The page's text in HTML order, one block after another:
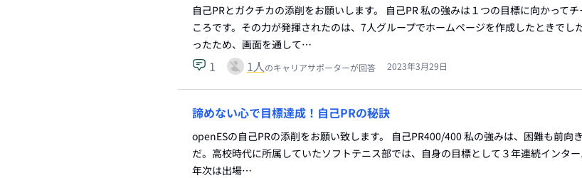
自己PRとガクチカの添削をお願いします。 自己PR 私の強みは１つの目標に向かって
ころです。その力が発揮されたのは、7人グループでホームページを作成したときでし
ったため、画面を通して…
1 1人のキャリアサポーターが回答 2023年3月29日
諦めない心で目標達成！自己PRの秘訣
openESの自己PRの添削をお願い致します。 自己PR400/400 私の強みは、困難も前向
だ。高校時代に所属していたソフトテニス部では、自身の目標として３年連続インタ
年次は出場…